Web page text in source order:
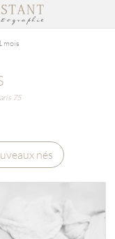
mois
75
nés